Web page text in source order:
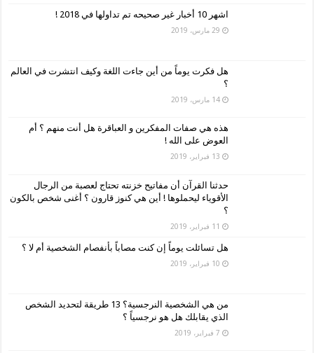
اشهر 10 أخبار غير صحيحه تم تداولها في 2018 !
29 مارس، 2019
هل فكرت يوماً من أين جاءت اللغة وكيف انتشرت في العالم
؟
14 مارس، 2019
هذه هي صفات المفكرين و العباقرة هل أنت منهم ؟ أم
العوض على الله !
13 فبراير، 2019
حدثنا القرآن أن مفاتيح خزنته تحتاج لعصبة من الرجال
الأقوياء ليحملوها ! أين هي كنوز قارون ؟ أغنى شخص بالكون
؟
11 فبراير، 2019
هل تسائلت يوماً إن كنت مصاباً بأنفصام الشخصية أم لا ؟
10 فبراير، 2019
من هي الشخصية النرجسية؟ 13 طريقة لتحديد الشخص
الذي يقابلك هل هو نرجسياً ؟
7 فبراير، 2019